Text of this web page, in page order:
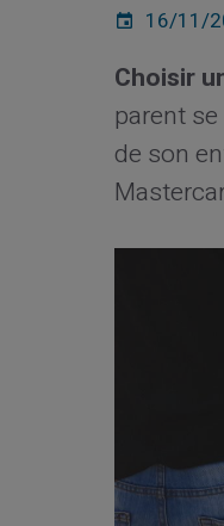
16/11/
Choisir
parent
de son